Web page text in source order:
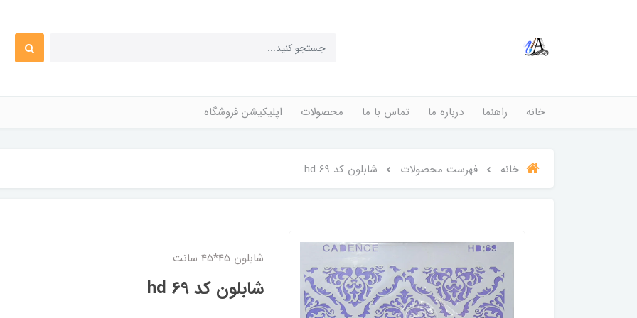
خانه راهنما درباره ما تماس با ما محصولات اپلیکیشن فروشگاه
خانه فهرست محصولات شابلون کد hd 69
شابلون 45*45 سانت
شابلون کد hd 69